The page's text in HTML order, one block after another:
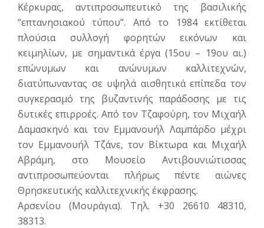
Κέρκυρας, αντιπροσωπευτικό της βασιλικής
“επτανησιακού τύπου”. Από το 1984 εκτίθεται
πλούσια συλλογή φορητών εικόνων και
κειμηλίων, με σημαντικά έργα (15ου – 19ου αι.)
επώ­νυμων και ανώνυμων καλλιτεχνών,
διατύπωναντας σε υψηλά αισθητικά επίπεδα τον
συγκερα­σμό της βυζαντινής παράδοσης με τις
δυτικές επιρροές. Από τον Τζαφούρη, τον Μιχαήλ
Δαμα­σκηνό και τον Εμμανουήλ Λαμπάρδο μέχρι
τον Εμμανουήλ Τζάνε, τον Βίκτωρα και Μιχαήλ
Αβράμη, στο Μουσείο Αντιβουνιώτισσας
αντιπροσωπεύονται πλήρως πέντε αιώνες
Θρησκευτικής καλλιτεχνικής έκφρασης.
Αρσενίου (Μουράγια). Tηλ. +30 26610 48310,
38313.